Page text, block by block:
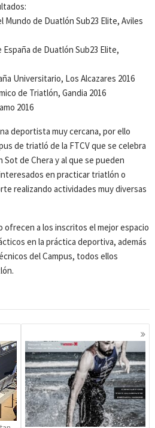
Mundo de Duatlón Sub23 Elite, Aviles
España de Duatlón Sub23 Elite,
Universitario, Los Alcazares 2016
de Triatlón, Gandia 2016
2016
deportista muy cercana, por ello
de triatló de la FTCV que se celebra
Sot de Chera y al que se pueden
en practicar triatlón o
realizando actividades muy diversas
ofrecen a los inscritos el mejor espacio
en la práctica deportiva, además
del Campus, todos ellos